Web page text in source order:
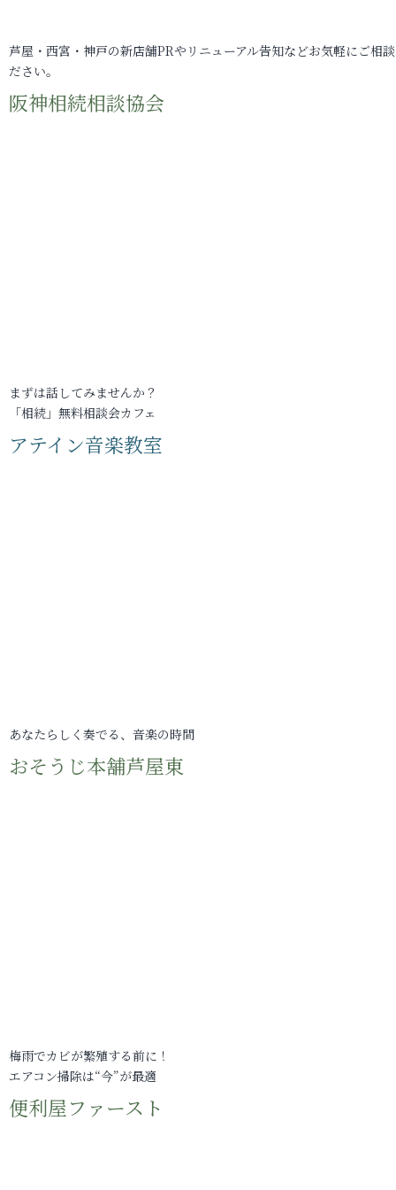
芦屋・西宮・神戸の新店舗PRやリニューアル告知などお気軽にご相
ださい。
阪神相続相談協会
まずは話してみませんか？
「相続」無料相談会カフェ
アテイン音楽教室
あなたらしく奏でる、音楽の時間
おそうじ本舗芦屋東
梅雨でカビが繁殖する前に！
エアコン掃除は“今”が最適
便利屋ファースト